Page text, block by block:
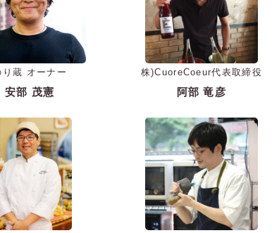
り蔵 オーナー
安部 茂憲
株)CuoreCoeur代表取締役
阿部 竜彦